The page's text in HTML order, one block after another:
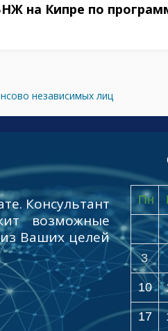
на Кипре по
независимых лиц
Пн
3
10
17
Консультант
возможные
Ваших целей